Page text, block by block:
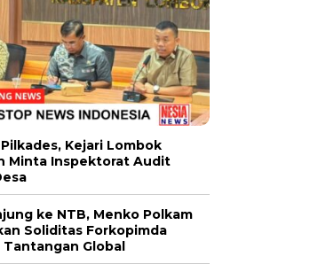
Kejari Lombok
Minta Inspektorat Audit
ke NTB, Menko Polkam
Soliditas Forkopimda
Tantangan Global